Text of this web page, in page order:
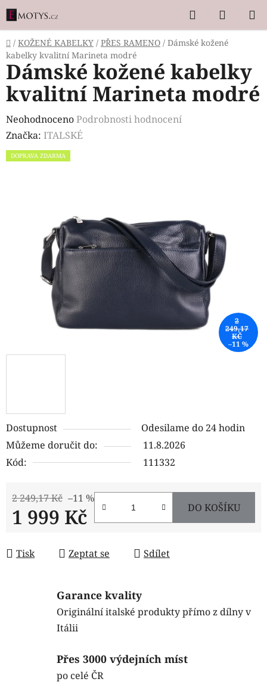
Přejít
na
obsah
Hledat
KOŠÍK
Domů
/ KOŽENÉ KABELKY / PŘES RAMENO / Dámské kožené
kabelky kvalitní Marineta modré
Dostupnost
Odesilame do 24 hodin
Můžeme doručit do:
11.8.2026
Kód:
111332
2 249,17 Kč –11 %
1 999 Kč DO KOŠÍKU
Tisk Zeptat se Sdílet
Dámské kožené kabelky
kvalitní Marineta modré
Průměrné
hodnocení
produktu
hvězdiček.
NeohodnocenoPodrobnosti hodnocení
Značka: ITALSKÉ
DOPRAVA ZDARMA
2
249,17
KČ
–11 %
Garance kvality
Originální italské produkty přímo z dílny v
Itálii
Přes 3000 výdejních míst
po celé ČR